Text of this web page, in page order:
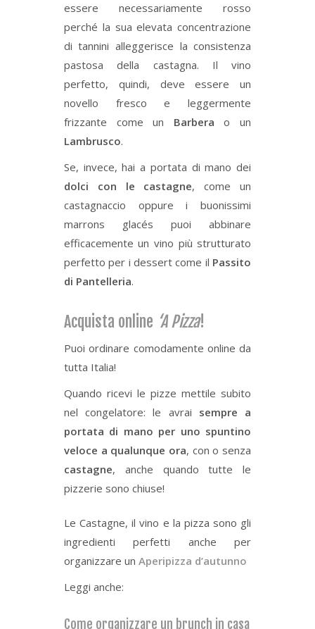
essere necessariamente rosso
perché la sua elevata concentrazione
di tannini alleggerisce la consistenza
pastosa della castagna. Il vino
perfetto, quindi, deve essere un
novello fresco e leggermente
frizzante come un Barbera o un
Lambrusco.
Se, invece, hai a portata di mano dei
dolci con le castagne, come un
castagnaccio oppure i buonissimi
marrons glacés puoi abbinare
efficacemente un vino più strutturato
perfetto per i dessert come il Passito
di Pantelleria.
Acquista online ‘A Pizza!
Puoi ordinare comodamente online da
tutta Italia!
Quando ricevi le pizze mettile subito
nel congelatore: le avrai sempre a
portata di mano per uno spuntino
veloce a qualunque ora, con o senza
castagne, anche quando tutte le
pizzerie sono chiuse!
Le Castagne, il vino e la pizza sono gli
ingredienti perfetti anche per
organizzare un Aperipizza d’autunno
Leggi anche:
Come organizzare un brunch in casa